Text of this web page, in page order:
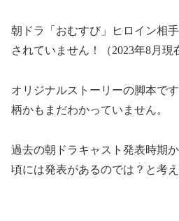
朝ドラ「おむすび」ヒロイン相
されていません！（2023年8月現
オリジナルストーリーの脚本です
柄かもまだわかっていません。
過去の朝ドラキャスト発表時期
頃には発表があるのでは？と考え